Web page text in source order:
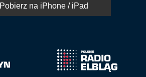
Pobierz na iPhone / iPad